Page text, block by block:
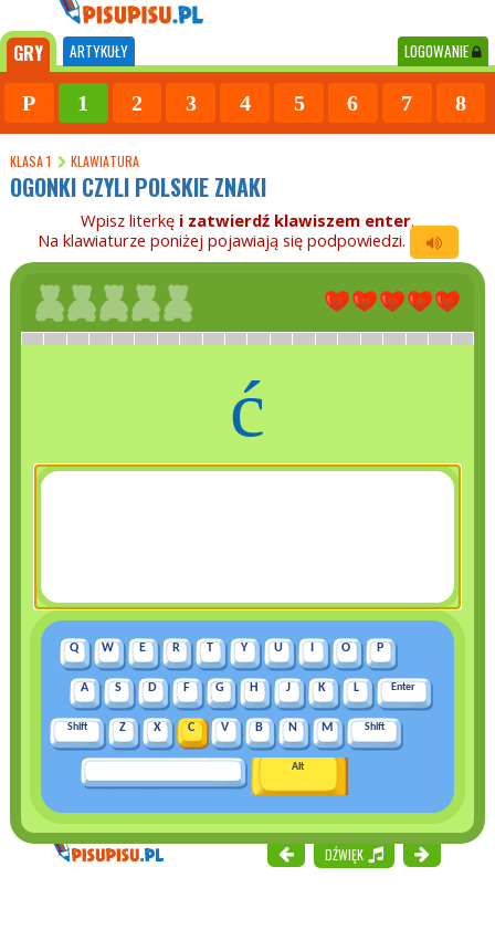
GRY ARTYKUŁY LOGOWANIE
P 1 2 3 4 5 6 7 8
KLASA 1 KLAWIATURA
OGONKI CZYLI POLSKIE ZNAKI
Wpisz literkę i zatwierdź klawiszem enter.
Na klawiaturze poniżej pojawiają się podpowiedzi.
ć
Q W E R T Y U O P
A S D F G H J K L Enter
Shift Z X C V B N M Shift
Alt
DŹWIĘK